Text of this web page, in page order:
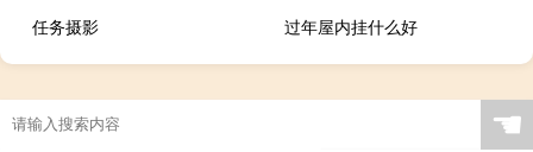
任务摄影
过年屋内挂什么好
☚